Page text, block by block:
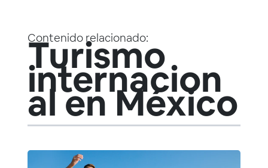
Contenido relacionado:
Turismo
internacion
al en México